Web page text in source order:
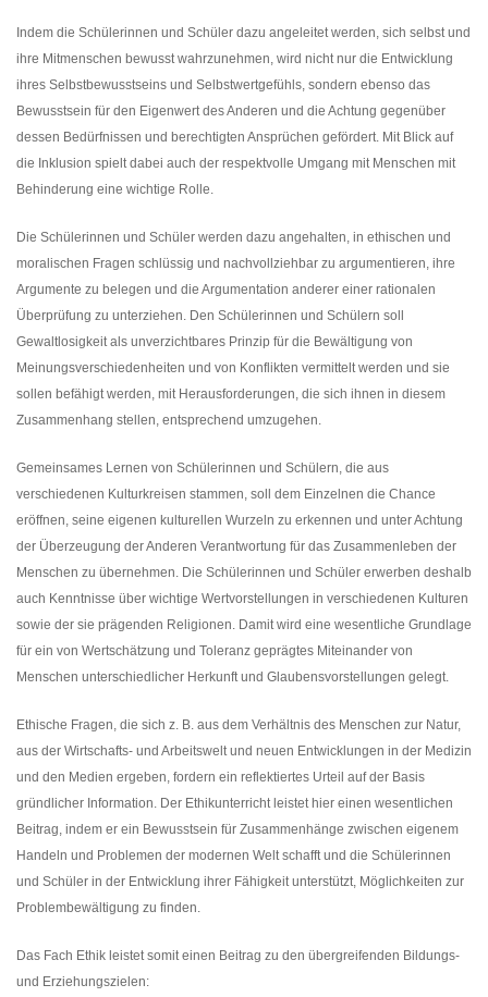
Indem die Schülerinnen und Schüler dazu angeleitet werden, sich selbst und
ihre Mitmenschen bewusst wahrzunehmen, wird nicht nur die Entwicklung
ihres Selbstbewusstseins und Selbstwertgefühls, sondern ebenso das
Bewusstsein für den Eigenwert des Anderen und die Achtung gegenüber
dessen Bedürfnissen und berechtigten Ansprüchen gefördert. Mit Blick auf
die Inklusion spielt dabei auch der respektvolle Umgang mit Menschen mit
Behinderung eine wichtige Rolle.
Die Schülerinnen und Schüler werden dazu angehalten, in ethischen und
moralischen Fragen schlüssig und nachvollziehbar zu argumentieren, ihre
Argumente zu belegen und die Argumentation anderer einer rationalen
Überprüfung zu unterziehen. Den Schülerinnen und Schülern soll
Gewaltlosigkeit als unverzichtbares Prinzip für die Bewältigung von
Meinungsverschiedenheiten und von Konflikten vermittelt werden und sie
sollen befähigt werden, mit Herausforderungen, die sich ihnen in diesem
Zusammenhang stellen, entsprechend umzugehen.
Gemeinsames Lernen von Schülerinnen und Schülern, die aus
verschiedenen Kulturkreisen stammen, soll dem Einzelnen die Chance
eröffnen, seine eigenen kulturellen Wurzeln zu erkennen und unter Achtung
der Überzeugung der Anderen Verantwortung für das Zusammenleben der
Menschen zu übernehmen. Die Schülerinnen und Schüler erwerben deshalb
auch Kenntnisse über wichtige Wertvorstellungen in verschiedenen Kulturen
sowie der sie prägenden Religionen. Damit wird eine wesentliche Grundlage
für ein von Wertschätzung und Toleranz geprägtes Miteinander von
Menschen unterschiedlicher Herkunft und Glaubensvorstellungen gelegt.
Ethische Fragen, die sich z. B. aus dem Verhältnis des Menschen zur Natur,
aus der Wirtschafts- und Arbeitswelt und neuen Entwicklungen in der Medizin
und den Medien ergeben, fordern ein reflektiertes Urteil auf der Basis
gründlicher Information. Der Ethikunterricht leistet hier einen wesentlichen
Beitrag, indem er ein Bewusstsein für Zusammenhänge zwischen eigenem
Handeln und Problemen der modernen Welt schafft und die Schülerinnen
und Schüler in der Entwicklung ihrer Fähigkeit unterstützt, Möglichkeiten zur
Problembewältigung zu finden.
Das Fach Ethik leistet somit einen Beitrag zu den übergreifenden Bildungs-
und Erziehungszielen: